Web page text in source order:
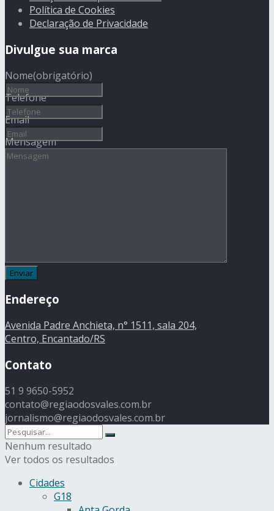
Política de Cookies
Declaração de Privacidade
Divulgue sua marca
Nome(obrigatório)
Telefone
Email
Mensagem
Endereço
Avenida Padre Anchieta, n° 1511, sala 204,
Centro, Encantado/RS
Contato
51 9 9650-5952
contato@regiaodosvales.com.br
jornalismo@regiaodosvales.com.br
Nenhum resultado
Ver todos os resultados
Cidades
G18